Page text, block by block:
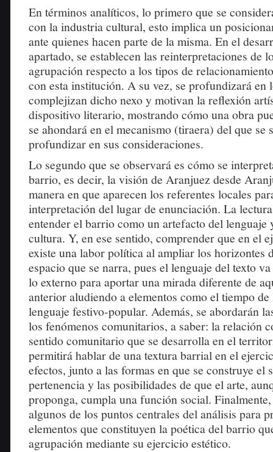
En términos analíticos, lo primero que se
con la industria cultural, esto implica un
ante quienes hacen parte de la misma. En el
apartado, se establecen las reinterpretaciones de
agrupación respecto a los tipos de
con esta institución. A su vez, se profundizará en
complejizan dicho nexo y motivan la reflexión
dispositivo literario, mostrando cómo una obra
se ahondará en el mecanismo (tiraera) del que se
profundizar en sus consideraciones.
Lo segundo que se observará es cómo se
barrio, es decir, la visión de Aranjuez desde
manera en que aparecen los referentes locales
interpretación del lugar de enunciación. La
entender el barrio como un artefacto del lenguaje
cultura. Y, en ese sentido, comprender que en el
existe una labor política al ampliar los horizontes
espacio que se narra, pues el lenguaje del texto
lo externo para aportar una mirada diferente de
anterior aludiendo a elementos como el tiempo
lenguaje festivo-popular. Además, se abordarán
los fenómenos comunitarios, a saber: la relación
sentido comunitario que se desarrolla en el
permitirá hablar de una textura barrial en el
efectos, junto a las formas en que se construye el
pertenencia y las posibilidades de que el arte,
proponga, cumpla una función social.
algunos de los puntos centrales del análisis para
elementos que constituyen la poética del barrio
agrupación mediante su ejercicio estético.